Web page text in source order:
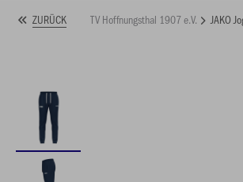
ZURÜCK TV Hoffnungsthal 1907 e.V. JAKO